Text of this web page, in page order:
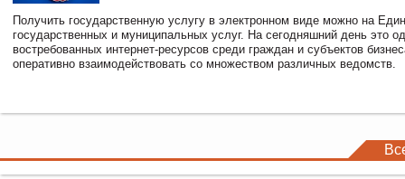
Получить государственную услугу в электронном виде можно на
государственных и муниципальных услуг. На сегодняшний день это
востребованных интернет-ресурсов среди граждан и субъектов
оперативно взаимодействовать со множеством различных ведомств.